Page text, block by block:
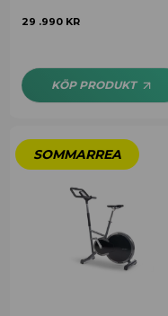
29 .990 KR
KÖP PRODUKT